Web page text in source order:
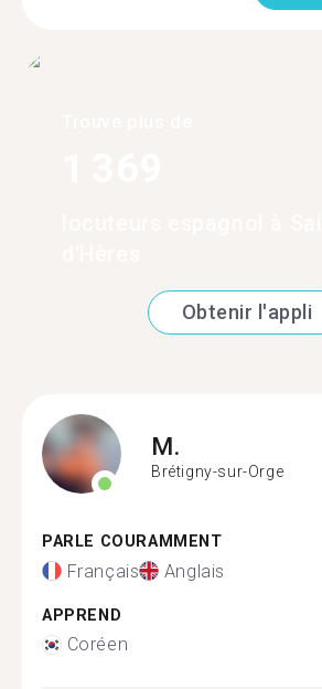
Obtenir l'appli
M.
Brétigny-sur-Orge
PARLE COURAMMENT
Français Anglais
APPREND
Coréen